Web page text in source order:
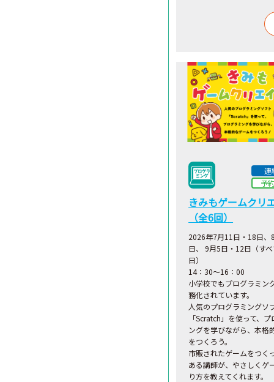
連
予
きみもゲームクリ
（全6回）
2026年7月11日・18日、
日、 9月5日・12日（す
日）
14：30～16：00
小学校でもプログラミン
務化されています。
人気のプログラミングソ
「Scratch」を使って、
ングを学びながら、本格
をつくろう。
市販されたゲームをつく
ある講師が、やさしくゲ
り方を教えてくれます。